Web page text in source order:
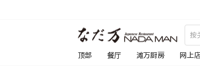
顶部 餐厅 滩万厨房 网上